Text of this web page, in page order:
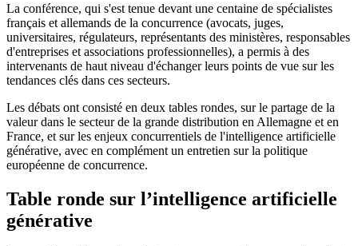
La conférence, qui s'est tenue devant une centaine de spécialistes
français et allemands de la concurrence (avocats, juges,
universitaires, régulateurs, représentants des ministères, responsables
d'entreprises et associations professionnelles), a permis à des
intervenants de haut niveau d'échanger leurs points de vue sur les
tendances clés dans ces secteurs.
Les débats ont consisté en deux tables rondes, sur le partage de la
valeur dans le secteur de la grande distribution en Allemagne et en
France, et sur les enjeux concurrentiels de l'intelligence artificielle
générative, avec en complément un entretien sur la politique
européenne de concurrence.
Table ronde sur l’intelligence artificielle
générative